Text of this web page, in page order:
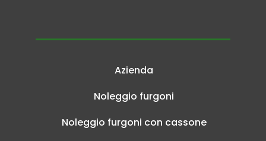
Azienda
Noleggio furgoni
Noleggio furgoni con cassone